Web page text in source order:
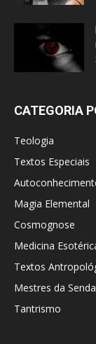
CATEGORIA
Teologia
Textos Especiais
Magia Elemental
Cosmognose
Medicina
Textos
Mestres da Senda
Tantrismo